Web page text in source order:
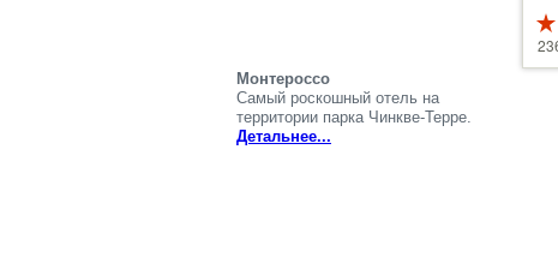
Монтероссо
Самый роскошный отель на
территории парка Чинкве-Терре.
Детальнее...